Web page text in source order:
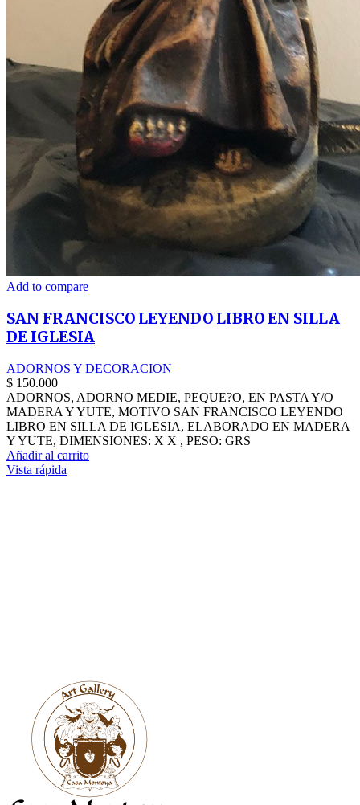
Add to compare
SAN FRANCISCO LEYENDO LIBRO EN SILLA
DE IGLESIA
ADORNOS Y DECORACION
$ 150.000
ADORNOS, ADORNO MEDIE, PEQUE?O, EN PASTA Y/O
MADERA Y YUTE, MOTIVO SAN FRANCISCO LEYENDO
LIBRO EN SILLA DE IGLESIA, ELABORADO EN MADERA
Y YUTE, DIMENSIONES: X X , PESO: GRS
Añadir al carrito
Vista rápida